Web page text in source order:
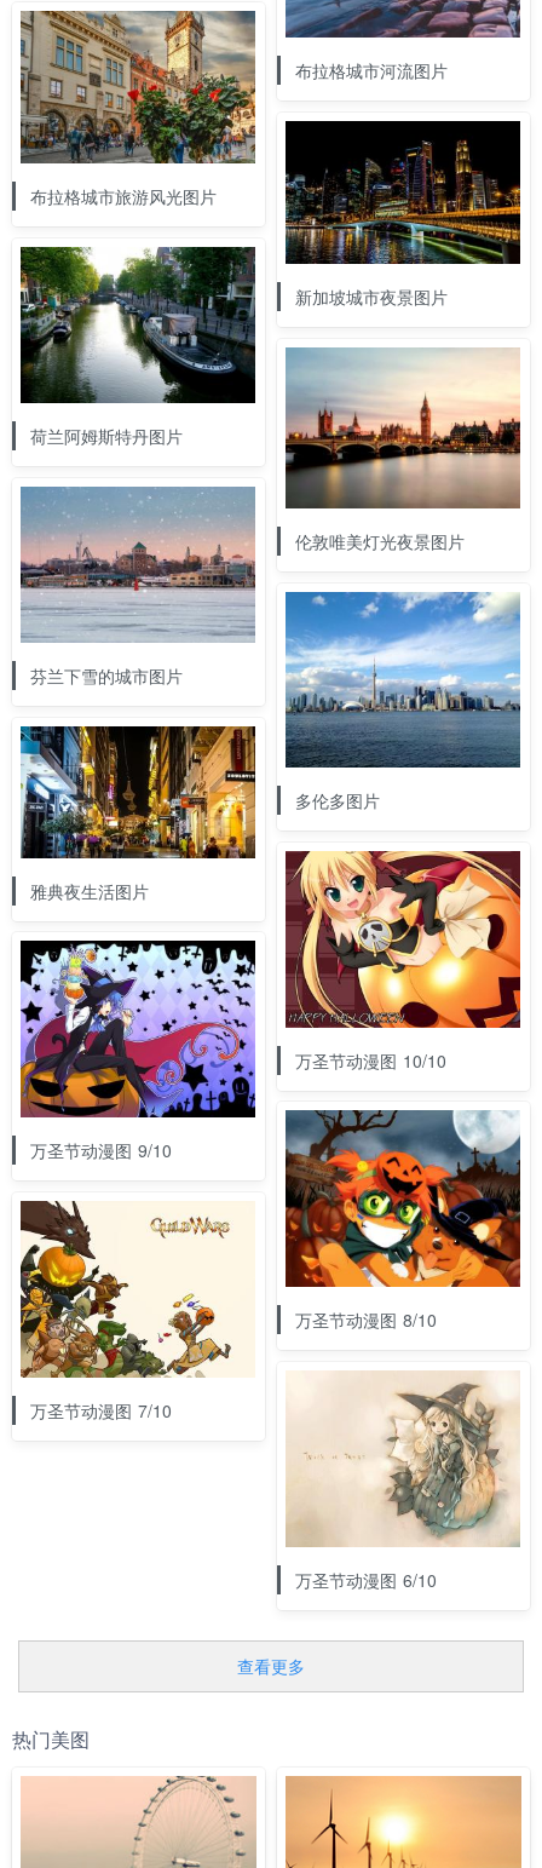
布拉格城市河流图片
布拉格城市旅游风光图片
新加坡城市夜景图片
荷兰阿姆斯特丹图片
伦敦唯美灯光夜景图片
芬兰下雪的城市图片
多伦多图片
雅典夜生活图片
万圣节动漫图 10/10
万圣节动漫图 9/10
万圣节动漫图 8/10
万圣节动漫图 7/10
万圣节动漫图 6/10
查看更多
热门美图